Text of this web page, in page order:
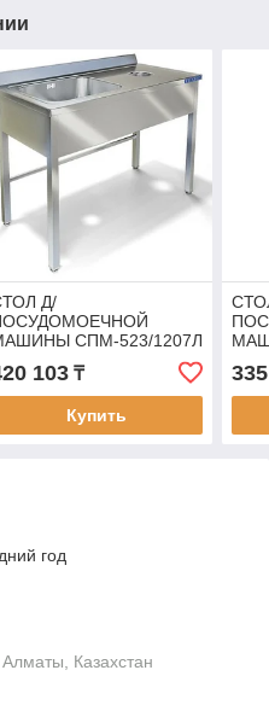
Д/
СПМ-523/1207Л
103₸
Купить
год
Казахстан